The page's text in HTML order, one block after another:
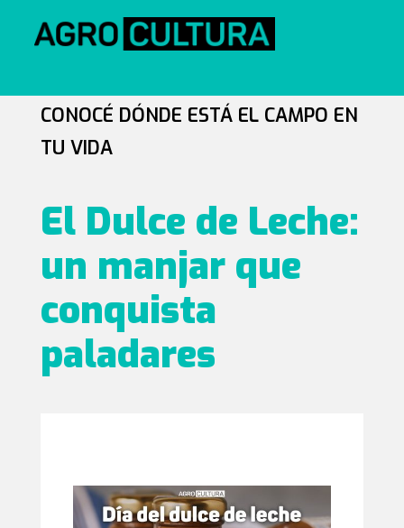
CONOCÉ DÓNDE ESTÁ EL CAMPO EN
TU VIDA
El Dulce de Leche:
un manjar que
conquista
paladares